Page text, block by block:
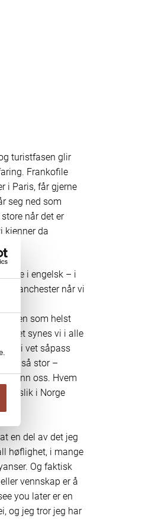
turistfasen glir
Frankofile
i Paris, får gjerne
seg ned som
når det er
kjenner da
gode i engelsk – i
Manchester når vi
som helst
– det synes vi i alle
Vi vet såpass
er så stor –
enn oss. Hvem
det slik i Norge
en del av det jeg
høflighet, i mange
Og faktisk
vennskap er å
you later er en
og jeg tror jeg har